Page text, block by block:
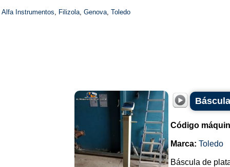
Alfa Instrumentos, Filizola, Genova, Toledo
Código
Marca: Toledo
Báscula de